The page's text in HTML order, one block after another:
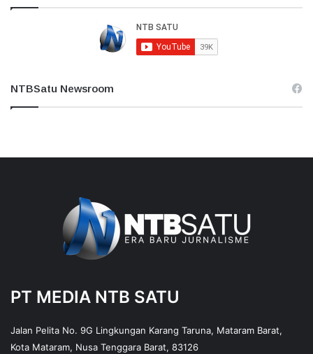
NTBSatu Newsroom
PT MEDIA NTB SATU
Jalan Pelita No. 9G Lingkungan Karang Taruna, Mataram Barat,
Kota Mataram, Nusa Tenggara Barat, 83126